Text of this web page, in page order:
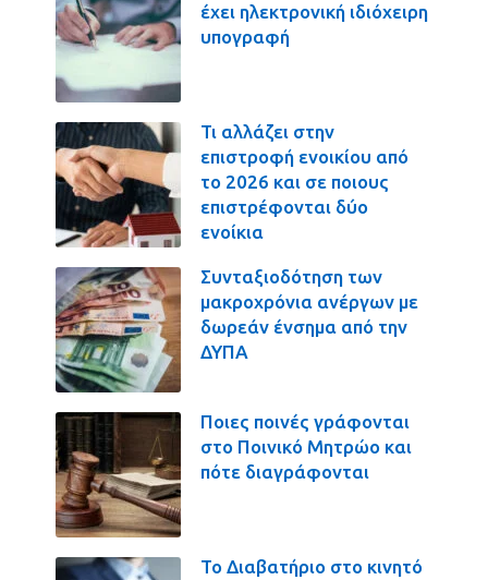
έχει ηλεκτρονική ιδιόχειρη
υπογραφή
Τι αλλάζει στην
επιστροφή ενοικίου από
το 2026 και σε ποιους
επιστρέφονται δύο
ενοίκια
Συνταξιοδότηση των
μακροχρόνια ανέργων με
δωρεάν ένσημα από την
ΔΥΠΑ
Ποιες ποινές γράφονται
στο Ποινικό Μητρώο και
πότε διαγράφονται
Το Διαβατήριο στο κινητό